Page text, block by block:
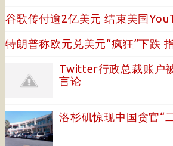
谷歌传付逾2亿美元 结束美国
特朗普称欧元兑美元“疯狂”下跌
Twitter行政总裁账户
言论
洛杉矶惊现中国贪官“